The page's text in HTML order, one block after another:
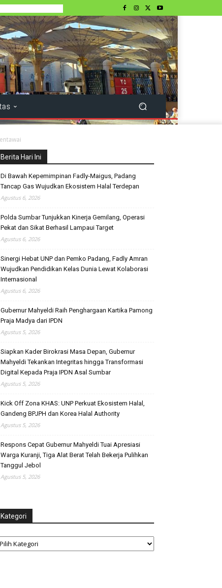
Berita Hari Ini
Di Bawah Kepemimpinan Fadly-Maigus, Padang
Tancap Gas Wujudkan Ekosistem Halal Terdepan
Agustus 6, 2026
Polda Sumbar Tunjukkan Kinerja Gemilang, Operasi
Pekat dan Sikat Berhasil Lampaui Target
Agustus 6, 2026
Sinergi Hebat UNP dan Pemko Padang, Fadly Amran
Wujudkan Pendidikan Kelas Dunia Lewat Kolaborasi
Internasional
Agustus 6, 2026
Gubernur Mahyeldi Raih Penghargaan Kartika Pamong
Praja Madya dari IPDN
Agustus 5, 2026
Siapkan Kader Birokrasi Masa Depan, Gubernur
Mahyeldi Tekankan Integritas hingga Transformasi
Digital Kepada Praja IPDN Asal Sumbar
Agustus 5, 2026
Kick Off Zona KHAS: UNP Perkuat Ekosistem Halal,
Gandeng BPJPH dan Korea Halal Authority
Agustus 5, 2026
Respons Cepat Gubernur Mahyeldi Tuai Apresiasi
Warga Kuranji, Tiga Alat Berat Telah Bekerja Pulihkan
Tanggul Jebol
Agustus 5, 2026
Kategori